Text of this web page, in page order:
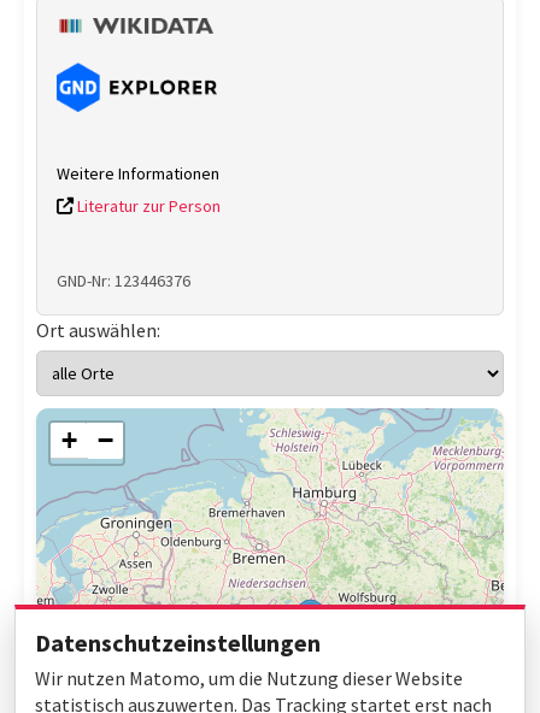
Weitere Informationen
Literatur zur Person
GND-Nr: 123446376
Ort auswählen:
+ −
Datenschutzeinstellungen
Wir nutzen Matomo, um die Nutzung dieser Website
statistisch auszuwerten. Das Tracking startet erst nach